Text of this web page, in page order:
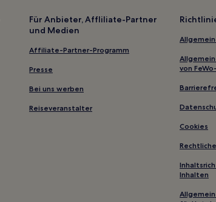
Für Anbieter, Affliliate-Partner
und Medien
Affiliate-Partner-Programm
Presse
Bei uns werben
Reiseveranstalter
von
Cookies
Inhalten